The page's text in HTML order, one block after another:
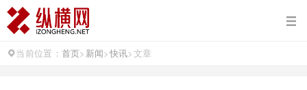
当前位置： 首页> 新闻>快讯>文章